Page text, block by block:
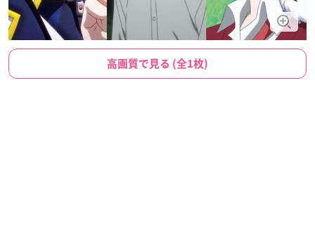
高画質で見る (全1枚)